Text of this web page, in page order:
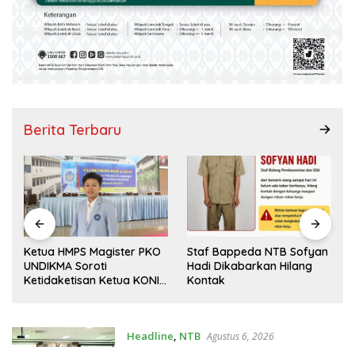
Berita Terbaru
Staf Bappeda NTB Sofyan
Hadi Dikabarkan Hilang
Kontak
PARTHA dan UNRAM
Kampanyekan
Pencegahan Perdagangan
Headline, NTB Agustus 6, 2026